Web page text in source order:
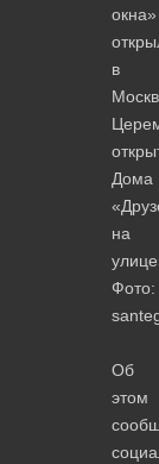
окна»
в
Дома
на
Фото:
Об
этом